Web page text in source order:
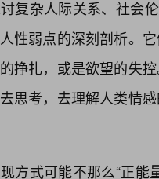
复杂人际关系、社会
性弱点的深刻剖析。
挣扎，或是欲望的失
思考，去理解人类情
方式可能不那么“正